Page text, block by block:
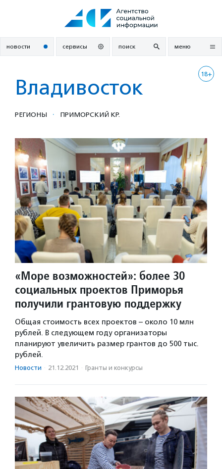
новости сервисы поиск меню
18+
Владивосток
РЕГИОНЫ · ПРИМОРСКИЙ КР.
«Море возможностей»: более 30
социальных проектов Приморья
получили грантовую поддержку
Общая стоимость всех проектов – около 10 млн
рублей. В следующем году организаторы
планируют увеличить размер грантов до 500 тыс.
рублей.
Новости · 21.12.2021 · Гранты и конкурсы